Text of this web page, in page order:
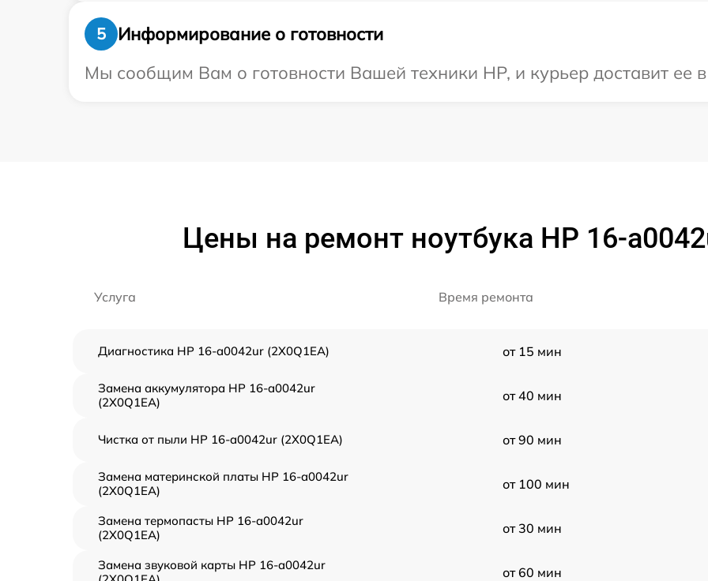
5
Информирование о готовности
Мы сообщим Вам о готовности Вашей техники HP, и курьер доставит ее
Цены на ремонт ноутбука HP 16-
Услуга Время ремонта
Диагностика HP 16-a0042ur (2X0Q1EA) от 15 мин
Замена аккумулятора HP 16-a0042ur
(2X0Q1EA)
от 40 мин
Чистка от пыли HP 16-a0042ur (2X0Q1EA) от 90 мин
Замена материнской платы HP 16-a0042ur
(2X0Q1EA)
от 100 мин
Замена термопасты HP 16-a0042ur
(2X0Q1EA)
от 30 мин
Замена звуковой карты HP 16-a0042ur
от 60 мин